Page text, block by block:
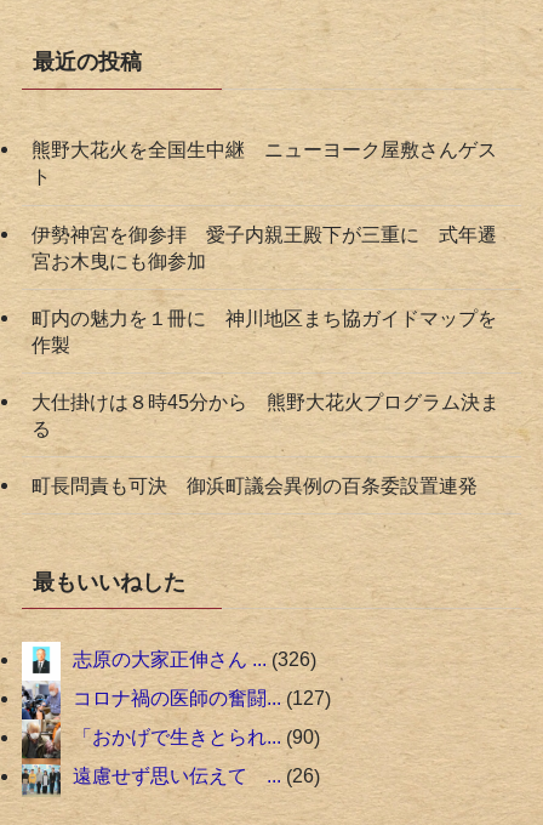
最近の投稿
熊野大花火を全国生中継 ニューヨーク屋敷さんゲス
ト
伊勢神宮を御参拝 愛子内親王殿下が三重に 式年遷
宮お木曳にも御参加
町内の魅力を１冊に 神川地区まち協ガイドマップを
作製
大仕掛けは８時45分から 熊野大花火プログラム決ま
る
町長問責も可決 御浜町議会異例の百条委設置連発
最もいいねした
志原の大家正伸さん ... 326
コロナ禍の医師の奮闘... 127
「おかげで生きとられ... 90
遠慮せず思い伝えて ... 26